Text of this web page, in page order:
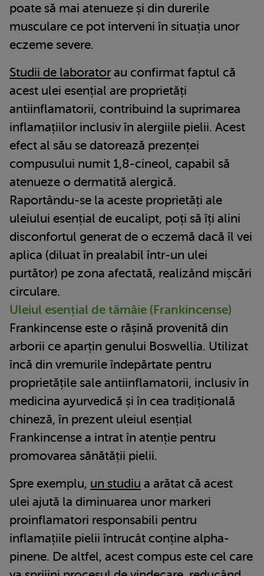
poate să mai atenueze și din durerile
musculare ce pot interveni în situația unor
eczeme severe.
Studii de laboratorau confirmat faptul că
acest ulei esențial are proprietăți
antiinflamatorii, contribuind la suprimarea
inflamațiilor inclusiv în alergiile pielii. Acest
efect al său se datorează prezenței
compusului numit 1,8-cineol, capabil să
atenueze o dermatită alergică.
Raportându-se la aceste proprietăți ale
uleiului esențial de eucalipt, poți să îți alini
disconfortul generat de o eczemă dacă îl vei
aplica (diluat în prealabil într-un ulei
purtător) pe zona afectată, realizând mișcări
circulare.
Uleiul esențial de tămâie (Frankincense)
Frankincense este o rășină provenită din
arborii ce aparțin genului Boswellia. Utilizat
încă din vremurile îndepărtate pentru
proprietățile sale antiinflamatorii, inclusiv în
medicina ayurvedică și în cea tradițională
chineză, în prezent uleiul esențial
Frankincense a intrat în atenție pentru
promovarea sănătății pielii.
Spre exemplu, un studiu a arătat că acest
ulei ajută la diminuarea unor markeri
proinflamatori responsabili pentru
inflamațiile pielii întrucât conține alpha-
pinene. De altfel, acest compus este cel care